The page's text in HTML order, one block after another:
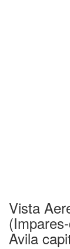
Vista
Avila